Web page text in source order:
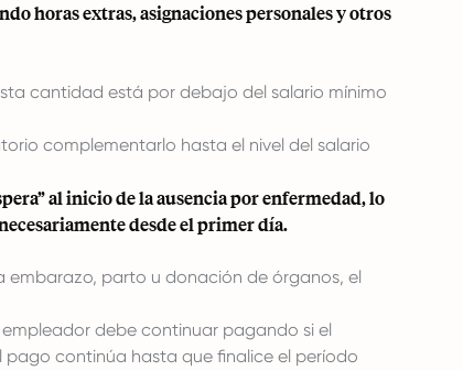
horas extras, asignaciones personales y otros
cantidad está por debajo del salario mínimo
complementarlo hasta el nivel del salario
al inicio de la ausencia por enfermedad, lo
desde el primer día.
embarazo, parto u donación de órganos, el
debe continuar pagando si el
continúa hasta que finalice el período